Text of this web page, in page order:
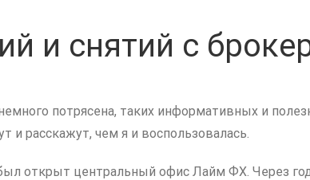
и снятий с
потрясена, таких информативных и
и расскажут, чем я и воспользовалась.
открыт центральный офис Лайм ФХ. Через